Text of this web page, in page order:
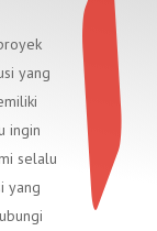
yang
ingin
selalu
yang